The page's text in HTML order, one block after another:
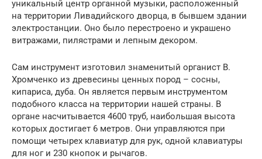
уникальный центр органной музыки, расположенный
на территории Ливадийского дворца, в бывшем здании
электростанции. Оно было перестроено и украшено
витражами, пилястрами и лепным декором.
Сам инструмент изготовил знаменитый органист В.
Хромченко из древесины ценных пород – сосны,
кипариса, дуба. Он является первым инструментом
подобного класса на территории нашей страны. В
органе насчитывается 4600 труб, наибольшая высота
которых достигает 6 метров. Они управляются при
помощи четырех клавиатур для рук, одной клавиатуры
для ног и 230 кнопок и рычагов.